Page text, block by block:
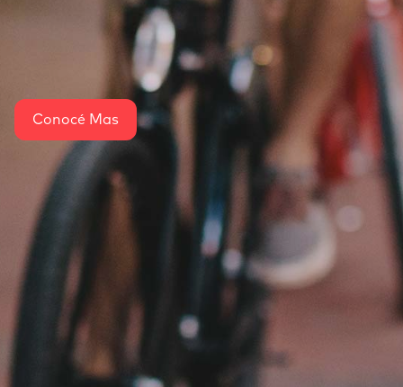
Conocé Mas